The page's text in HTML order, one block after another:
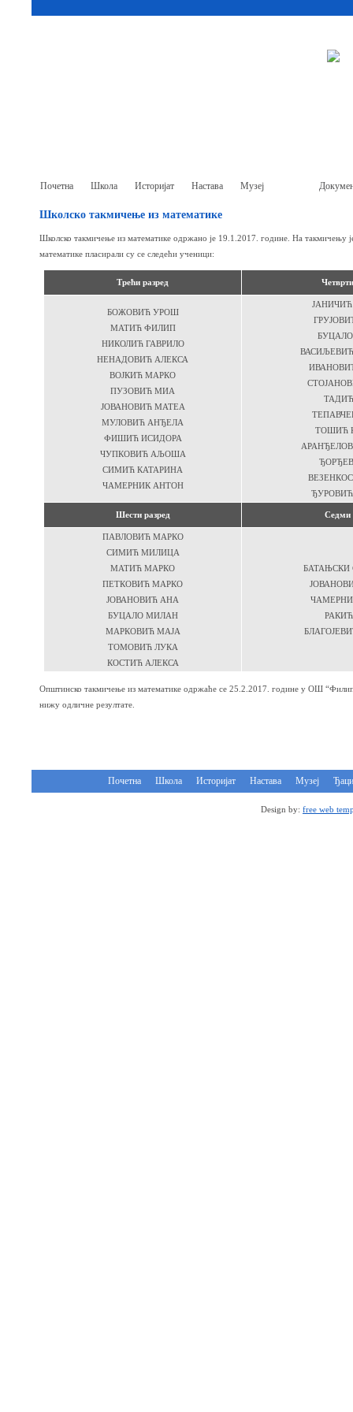
Почетна Школа Историјат Настава Музеј
Школско такмичење из математике
Школско такмичење из математике одржано је 19.1.2017. године. На такмичењу
математике пласирали су се следећи ученици:
Трећи разред
БОЖОВИЋ УРОШ
МАТИЋ ФИЛИП
НИКОЛИЋ ГАВРИЛО
НЕНАДОВИЋ АЛЕКСА
ВОЈКИЋ МАРКО
ПУЗОВИЋ МИА
ЈОВАНОВИЋ МАТЕА
МУЛОВИЋ АНЂЕЛА
ФИШИЋ ИСИДОРА
ЧУПКОВИЋ АЉОША
СИМИЋ КАТАРИНА
ЧАМЕРНИК АНТОН
ТОШИЋ
Шести разред Седми
ПАВЛОВИЋ МАРКО
СИМИЋ МИЛИЦА
МАТИЋ МАРКО
ПЕТКОВИЋ МАРКО
ЈОВАНОВИЋ АНА
БУЦАЛО МИЛАН
МАРКОВИЋ МАЈА
ТОМОВИЋ ЛУКА
КОСТИЋ АЛЕКСА
БАТАЊСКИ
Општинско такмичење из математике одржаће се 25.2.2017. године у ОШ
нижу одличне резултате.
Почетна Школа Историјат Настава Музеј Ђаци
Design by: free web